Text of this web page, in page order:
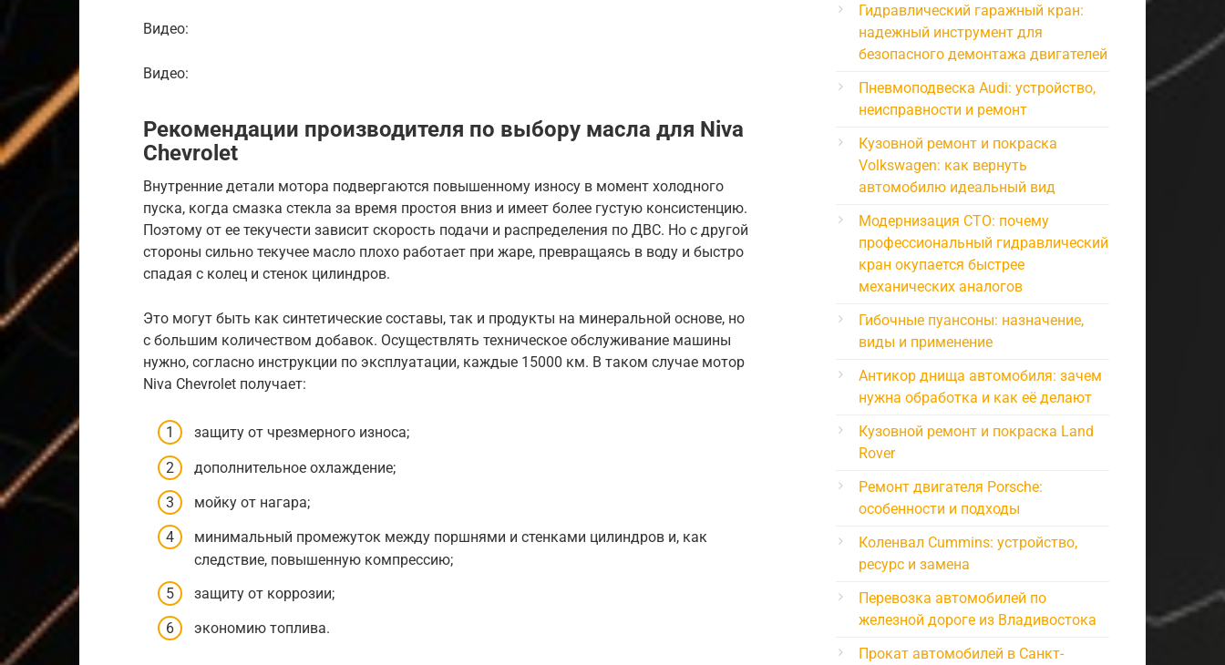
Видео:
Видео:
Рекомендации производителя по выбору масла для Niva
Chevrolet
Внутренние детали мотора подвергаются повышенному износу в момент холодного
пуска, когда смазка стекла за время простоя вниз и имеет более густую консистенцию.
Поэтому от ее текучести зависит скорость подачи и распределения по ДВС. Но с другой
стороны сильно текучее масло плохо работает при жаре, превращаясь в воду и быстро
спадая с колец и стенок цилиндров.
Это могут быть как синтетические составы, так и продукты на минеральной основе, но
с большим количеством добавок. Осуществлять техническое обслуживание машины
нужно, согласно инструкции по эксплуатации, каждые 15000 км. В таком случае мотор
Niva Chevrolet получает:
защиту от чрезмерного износа;
дополнительное охлаждение;
мойку от нагара;
минимальный промежуток между поршнями и стенками цилиндров и, как
следствие, повышенную компрессию;
защиту от коррозии;
экономию топлива.
Гидравлический гаражный кран:
надежный инструмент для
безопасного демонтажа двигателей
Пневмоподвеска Audi: устройство,
неисправности и ремонт
Кузовной ремонт и покраска
Volkswagen: как вернуть
автомобилю идеальный вид
Модернизация СТО: почему
профессиональный гидравлический
кран окупается быстрее
механических аналогов
Гибочные пуансоны: назначение,
виды и применение
Антикор днища автомобиля: зачем
нужна обработка и как её делают
Кузовной ремонт и покраска Land
Rover
Ремонт двигателя Porsche:
особенности и подходы
Коленвал Cummins: устройство,
ресурс и замена
Перевозка автомобилей по
железной дороге из Владивостока
Прокат автомобилей в Санкт-